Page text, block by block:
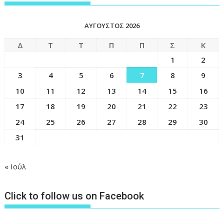
ΑΎΓΟΥΣΤΟΣ 2026
Δ Τ Τ Π Π Σ
Κ
1
2
3
4 5 6 7 8
9
10
11 12 13 14 15
16
17
18 19 20 21 22
23
24
25 26 27 28 29
30
31
« Ιούλ
Click to follow us on Facebook